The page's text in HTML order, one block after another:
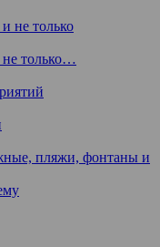
не только
не только…
пляжи, фонтаны и